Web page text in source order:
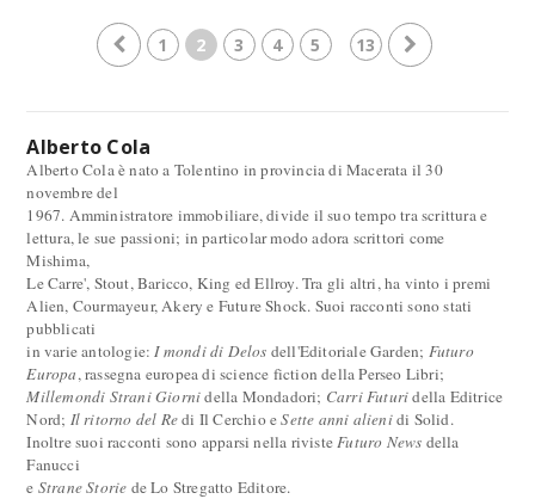
1 2 3 4 5 13
Alberto Cola
Alberto Cola è nato a Tolentino in provincia di Macerata il 30
novembre del
1967. Amministratore immobiliare, divide il suo tempo tra scrittura e
lettura, le sue passioni; in particolar modo adora scrittori come
Mishima,
Le Carre', Stout, Baricco, King ed Ellroy. Tra gli altri, ha vinto i premi
Alien, Courmayeur, Akery e Future Shock. Suoi racconti sono stati
pubblicati
in varie antologie:I mondi di Delos dell'Editoriale Garden; Futuro
Europa, rassegna europea di science fiction della Perseo Libri;
Millemondi Strani Giornidella Mondadori; Carri Futuridella Editrice
Nord; Il ritorno del Redi Il Cerchio eSette anni alienidi Solid.
Inoltre suoi racconti sono apparsi nella rivisteFuturo News della
Fanucci
e Strane Storie de Lo Stregatto Editore.